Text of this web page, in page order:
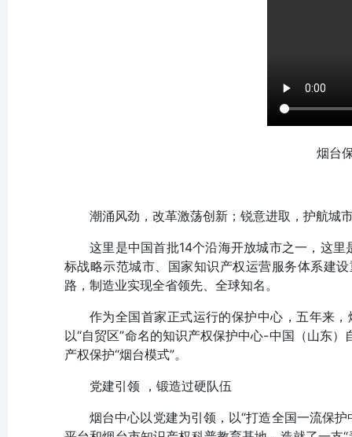
烟台
潮涌风劲，改革激荡创新；锐意进取，护航城
这里是中国首批14个沿海开放城市之一，这
标战略示范城市、国家知识产权运营服务体系建
路，制造业实现全省领先、全球知名。
作为全国首家正式运行的保护中心，五年来
以“自贸区”命名的知识产权保护中心-中国（山东
产权保护“烟台模式”。
党建引领 ，锻造过硬队伍
烟台中心以党建为引领，以“打造全国一流保